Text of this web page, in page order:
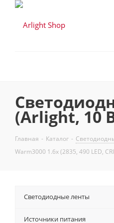
(Arlight, 10
Главная - Каталог -
Warm3000 1.6x (2835, 490 LED,
Светодиодные ленты
Источники питания